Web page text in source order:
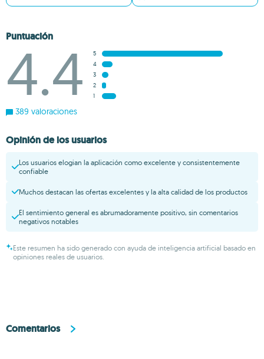
Puntuación
4.4
5
4
3
2
1
389 valoraciones
Opinión de los usuarios
Los usuarios elogian la aplicación como excelente y consistentemente
confiable
Muchos destacan las ofertas excelentes y la alta calidad de los productos
El sentimiento general es abrumadoramente positivo, sin comentarios
negativos notables
Este resumen ha sido generado con ayuda de inteligencia artificial basado en
opiniones reales de usuarios.
Comentarios